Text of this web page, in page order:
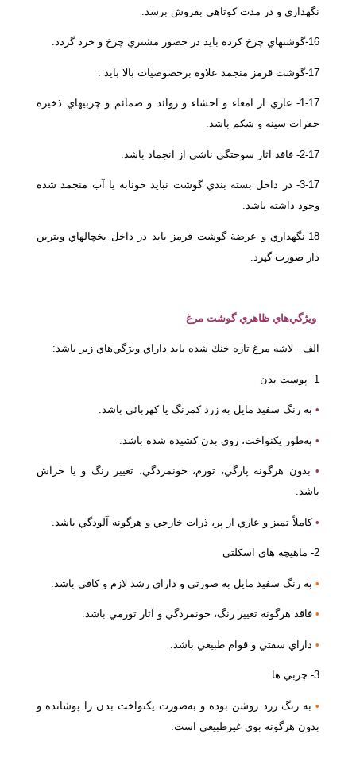
نگهداري و در مدت كوتاهي بفروش برسد.
16-گوشتهاي چرخ كرده بايد در حضور مشتري چرخ و خرد گردد.
17-گوشت قرمز منجمد علاوه برخصوصيات بالا بايد :
1-17- عاري از امعاء و احشاء و زوائد و ضمائم و چربيهاي ذخيره
حفرات سينه و شكم باشد.
2-17- فاقد آثار سوختگي ناشي از انجماد باشد.
3-17- در داخل بسته بندي گوشت نبايد خونابه يا آب منجمد شده
وجود داشته باشد.
18-نگهداري و عرضة گوشت قرمز بايد در داخل يخچالهاي ويترين
دار صورت گيرد.
ويژگي‌هاي ظاهري گوشت مرغ
الف - لاشه مرغ تازه خنك شده بايد داراي ويژگي‌هاي زير باشد:
1- پوست بدن
• به رنگ سفيد مايل به زرد كمرنگ يا كهربائي باشد.
• به‌طور يكنواخت، روي بدن كشيده شده باشد.
• بدون هرگونه پارگي، تورم، خونمردگي، تغيير رنگ و يا خراش
باشد.
• كاملاً تميز و عاري از پر، ذرات خارجي و هرگونه آلودگي باشد.
2- ماهيچه هاي اسكلتي
• به رنگ سفيد مايل به صورتي و داراي رشد لازم و كافي باشد.
• فاقد هرگونه تغيير رنگ، خونمردگي و آثار تورمي باشد.
• داراي سفتي و قوام طبيعي باشد.
3- چربي ها
• به رنگ زرد روشن بوده و به‌صورت يكنواخت بدن را پوشانده و
بدون هرگونه بوي غيرطبيعي است.